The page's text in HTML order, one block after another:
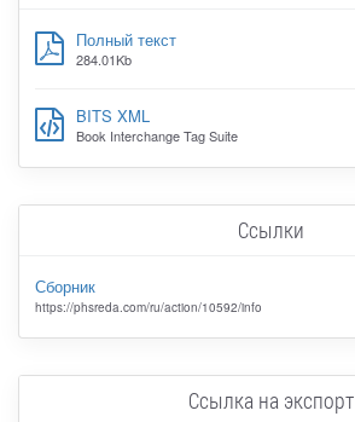
Полный текст
284.01Kb
BITS XML
Book Interchange Tag Suite
Ссылки
Сборник
https://phsreda.com/ru/action/10592/info
Ссылка на экспорт